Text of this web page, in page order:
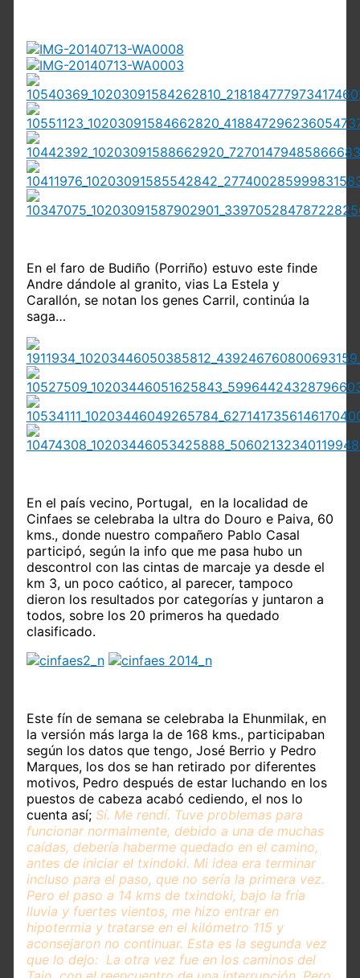
En el faro de Budiño (Porriño) estuvo este finde
Andre dándole al granito, vias La Estela y
Carallón, se notan los genes Carril, continúa la
saga…
En el país vecino, Portugal, en la localidad de
Cinfaes se celebraba la ultra do Douro e Paiva, 60
kms., donde nuestro compañero Pablo Casal
participó, según la info que me pasa hubo un
descontrol con las cintas de marcaje ya desde el
km 3, un poco caótico, al parecer, tampoco
dieron los resultados por categorías y juntaron a
todos, sobre los 20 primeros ha quedado
clasificado.
Este fín de semana se celebraba la Ehunmilak, en
la versión más larga la de 168 kms., participaban
según los datos que tengo, José Berrio y Pedro
Marques, los dos se han retirado por diferentes
motivos, Pedro después de estar luchando en los
puestos de cabeza acabó cediendo, el nos lo
cuenta así; Sí. Me rendí. Tuve problemas para
funcionar normalmente, debido a una de muchas
caídas, debería haberme quedado en el camino,
antes de iniciar el txindoki. Mi idea era terminar
incluso para el paso, que no sería la primera vez.
Pero el paso a 14 kms de txindoki, bajo la fría
lluvia y fuertes vientos, me hizo entrar en
hipotermia y tratarse en el kilómetro 115 y
aconsejaron no continuar. Esta es la segunda vez
que lo dejo: La otra vez fue en los caminos del